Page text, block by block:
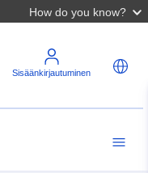
How do you know?
Sisäänkirjautuminen